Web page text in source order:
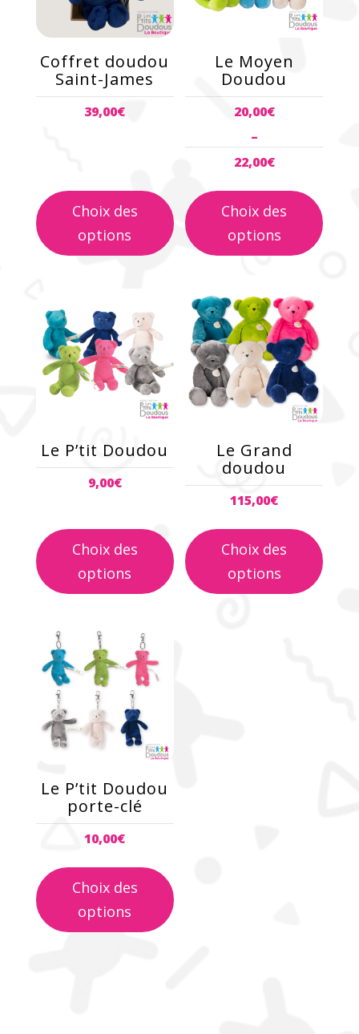
Coffret doudou
Saint-James
39,00€
Choix des
options
options
peuvent
être
choisies
produit
Le Moyen
Doudou
20,00€
–
22,00€
de
prix :
Choix des
options
Les
peuvent
choisies
produit
Le P’tit Doudou
9,00€
Choix des
options
produit
a
plusieurs
variations.
Les
peuvent
être
choisies
page
du
produit
Le Grand
doudou
115,00€
Choix des
options
Ce
produit
a
plusieurs
variations.
Les
peuvent
choisies
page
du
produit
Le P’tit Doudou
porte-clé
10,00€
Choix des
options
produit
a
plusieurs
variations.
Les
peuvent
choisies
page
du
produit